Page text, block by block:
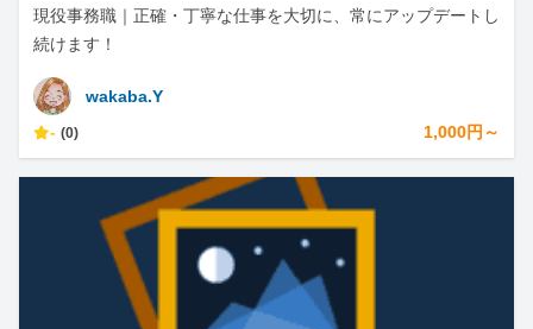
現役事務職｜正確・丁寧な仕事を大切に、常にアップデートし
続けます！
wakaba.Y
- (0) 1,000円～